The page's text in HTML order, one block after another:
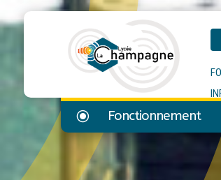
\ Fonctionnement